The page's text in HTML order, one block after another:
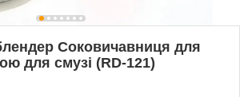
Соковичавниця для
для смузі (RD-121)